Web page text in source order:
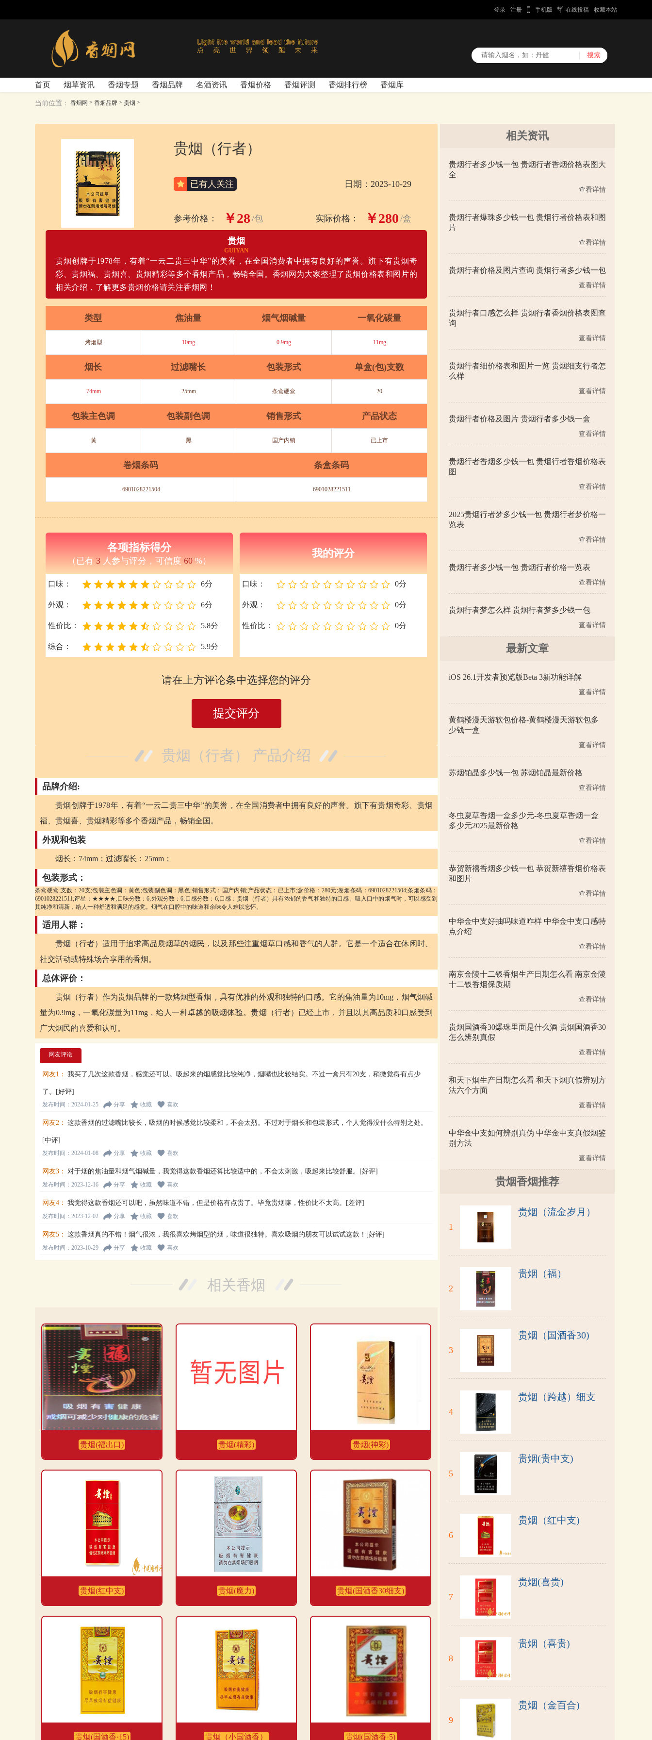
登录 注册 手机版 在线投稿 收藏本站
首页 烟草资讯 香烟专题 香烟品牌 名酒资讯 香烟价格 香烟评测 香烟排行榜 香烟库
当前位置： 香烟网 > 香烟品牌 > 贵烟 >
贵烟（行者）
已有人关注 日期：2023-10-29
参考价格： ￥28 /包 实际价格： ￥280 /盒
贵烟
GUIYAN
贵烟创牌于1978年，有着“一云二贵三中华”的美誉，在全国消费者中拥有良好的声誉。旗下有贵烟奇
彩、贵烟福、贵烟喜、贵烟精彩等多个香烟产品，畅销全国。香烟网为大家整理了贵烟价格表和图片的
相关介绍，了解更多贵烟价格请关注香烟网！
类型 焦油量 烟气烟碱量 一氧化碳量
烤烟型 10mg 0.9mg 11mg
烟长 过滤嘴长 包装形式 单盒(包)支数
74mm 25mm 条盒硬盒 20
包装主色调 包装副色调 销售形式 产品状态
黄 黑 国产内销 已上市
卷烟条码 条盒条码
6901028221504 6901028221511
各项指标得分
（已有 3 人参与评分，可信度 60 %）
口味： 6分
外观： 6分
性价比： 5.8分
综合： 5.9分
我的评分
口味： 0分
外观： 0分
性价比： 0分
请在上方评论条中选择您的评分
提交评分
贵烟（行者） 产品介绍
品牌介绍:
贵烟创牌于1978年，有着“一云二贵三中华”的美誉，在全国消费者中拥有良好的声誉。旗下有贵烟奇彩、贵烟
福、贵烟喜、贵烟精彩等多个香烟产品，畅销全国。
外观和包装
烟长：74mm；过滤嘴长：25mm；
包装形式：
条盒硬盒;支数：20支;包装主色调：黄色;包装副色调：黑色;销售形式：国产内销;产品状态：已上市;盒价格：280元;卷烟条码：6901028221504;条烟条码：
6901028221511;评星：★★★★;口味分数：6;外观分数：6;口感分数：6;口感：贵烟（行者）具有浓郁的香气和独特的口感。吸入口中的烟气时，可以感受到
其纯净和清新，给人一种舒适和满足的感觉。烟气在口腔中的味道和余味令人难以忘怀。
适用人群：
贵烟（行者）适用于追求高品质烟草的烟民，以及那些注重烟草口感和香气的人群。它是一个适合在休闲时、
社交活动或特殊场合享用的香烟。
总体评价：
贵烟（行者）作为贵烟品牌的一款烤烟型香烟，具有优雅的外观和独特的口感。它的焦油量为10mg，烟气烟碱
量为0.9mg，一氧化碳量为11mg，给人一种卓越的吸烟体验。贵烟（行者）已经上市，并且以其高品质和口感受到
广大烟民的喜爱和认可。
网友评论
网友1： 我买了几次这款香烟，感觉还可以。吸起来的烟感觉比较纯净，烟嘴也比较结实。不过一盒只有20支，稍微觉得有点少
了。[好评]
发布时间：2024-01-25 分享 收藏 喜欢
网友2： 这款香烟的过滤嘴比较长，吸烟的时候感觉比较柔和，不会太烈。不过对于烟长和包装形式，个人觉得没什么特别之处。
[中评]
发布时间：2024-01-08 分享 收藏 喜欢
网友3： 对于烟的焦油量和烟气烟碱量，我觉得这款香烟还算比较适中的，不会太刺激，吸起来比较舒服。[好评]
发布时间：2023-12-16 分享 收藏 喜欢
网友4： 我觉得这款香烟还可以吧，虽然味道不错，但是价格有点贵了。毕竟贵烟嘛，性价比不太高。[差评]
发布时间：2023-12-02 分享 收藏 喜欢
网友5： 这款香烟真的不错！烟气很浓，我很喜欢烤烟型的烟，味道很独特。喜欢吸烟的朋友可以试试这款！[好评]
发布时间：2023-10-29 分享 收藏 喜欢
相关香烟
贵烟(福出口) 贵烟(精彩) 贵烟(神彩)
贵烟(红中支) 贵烟(魔力) 贵烟(国酒香30细支)
贵烟(国酒香·15) 贵烟（小国酒香） 贵烟(国酒香·5)
相关资讯
贵烟行者多少钱一包 贵烟行者香烟价格表图大
全
查看详情
贵烟行者爆珠多少钱一包 贵烟行者价格表和图
片
查看详情
贵烟行者价格及图片查询 贵烟行者多少钱一包
查看详情
贵烟行者口感怎么样 贵烟行者香烟价格表图查
询
查看详情
贵烟行者细价格表和图片一览 贵烟细支行者怎
么样
查看详情
贵烟行者价格及图片 贵烟行者多少钱一盒
查看详情
贵烟行者香烟多少钱一包 贵烟行者香烟价格表
图
查看详情
2025贵烟行者梦多少钱一包 贵烟行者梦价格一
览表
查看详情
贵烟行者多少钱一包 贵烟行者价格一览表
查看详情
贵烟行者梦怎么样 贵烟行者梦多少钱一包
查看详情
最新文章
iOS 26.1开发者预览版Beta 3新功能详解
查看详情
黄鹤楼漫天游软包价格-黄鹤楼漫天游软包多
少钱一盒
查看详情
苏烟铂晶多少钱一包 苏烟铂晶最新价格
查看详情
冬虫夏草香烟一盒多少元-冬虫夏草香烟一盒
多少元2025最新价格
查看详情
恭贺新禧香烟多少钱一包 恭贺新禧香烟价格表
和图片
查看详情
中华金中支好抽吗味道咋样 中华金中支口感特
点介绍
查看详情
南京金陵十二钗香烟生产日期怎么看 南京金陵
十二钗香烟保质期
查看详情
贵烟国酒香30爆珠里面是什么酒 贵烟国酒香30
怎么辨别真假
查看详情
和天下烟生产日期怎么看 和天下烟真假辨别方
法六个方面
查看详情
中华金中支如何辨别真伪 中华金中支真假烟鉴
别方法
查看详情
贵烟香烟推荐
1
贵烟（流金岁月）
2
贵烟（福）
3
贵烟（国酒香30)
4
贵烟（跨越）细支
5
贵烟(贵中支)
6
贵烟（红中支)
7
贵烟(喜贵)
8
贵烟（喜贵)
9
贵烟（金百合)